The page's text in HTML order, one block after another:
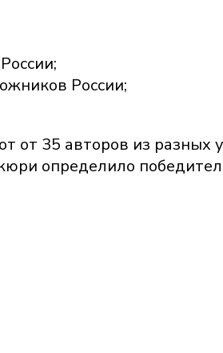
России;
от 35 авторов из
определило